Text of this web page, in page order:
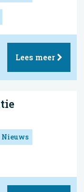
Lees meer
Nieuws